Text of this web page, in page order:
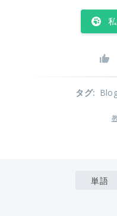
タグ:
単語